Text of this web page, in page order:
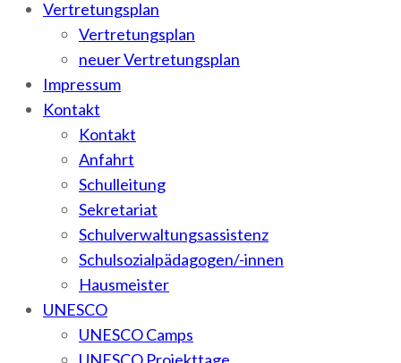
Vertretungsplan
Vertretungsplan
neuer Vertretungsplan
Impressum
Kontakt
Kontakt
Anfahrt
Schulleitung
Sekretariat
Schulverwaltungsassistenz
Schulsozialpädagogen/-innen
Hausmeister
UNESCO
UNESCO Camps